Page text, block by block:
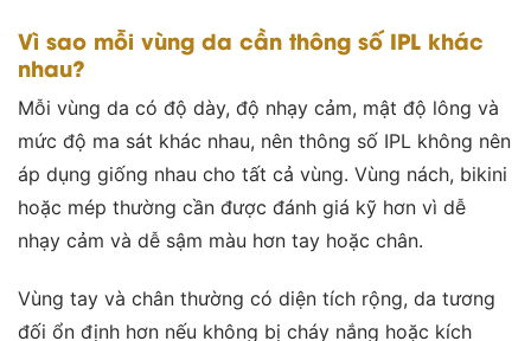
Vì sao mỗi vùng da cần thông số IPL khác
nhau?
Mỗi vùng da có độ dày, độ nhạy cảm, mật độ lông và
mức độ ma sát khác nhau, nên thông số IPL không nên
áp dụng giống nhau cho tất cả vùng. Vùng nách, bikini
hoặc mép thường cần được đánh giá kỹ hơn vì dễ
nhạy cảm và dễ sậm màu hơn tay hoặc chân.
Vùng tay và chân thường có diện tích rộng, da tương
đối ổn định hơn nếu không bị cháy nắng hoặc kích